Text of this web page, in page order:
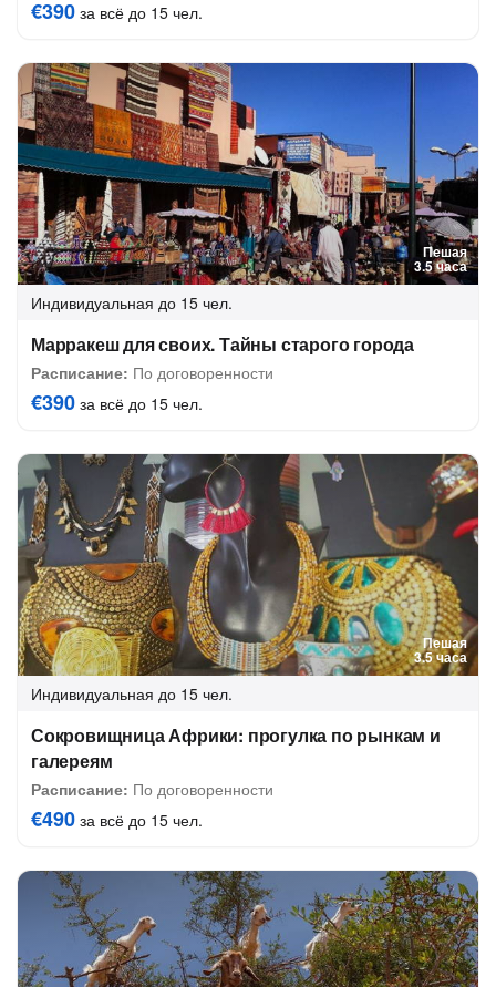
€390 за всё до 15 чел.
Пешая
3.5 часа
Индивидуальная до 15 чел.
Марракеш для своих. Тайны старого города
Расписание: По договоренности
€390 за всё до 15 чел.
Пешая
3.5 часа
Индивидуальная до 15 чел.
Сокровищница Африки: прогулка по рынкам и
галереям
Расписание: По договоренности
€490 за всё до 15 чел.